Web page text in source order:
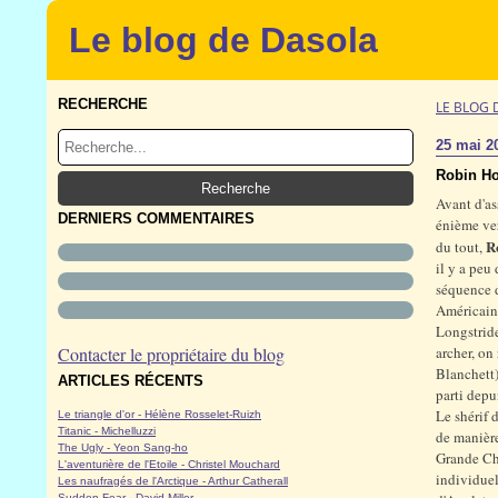
Le blog de Dasola
RECHERCHE
DERNIERS COMMENTAIRES
Contacter le propriétaire du blog
ARTICLES RÉCENTS
Le triangle d'or - Hélène Rosselet-Ruizh
Titanic - Michelluzzi
The Ugly - Yeon Sang-ho
L'aventurière de l'Etoile - Christel Mouchard
Les naufragés de l'Arctique - Arthur Catherall
LE BLOG
25 mai
Robin
Avant
énième
du tout,
il y a peu
séquence
archer,
parti
Le shérif
de
Grande